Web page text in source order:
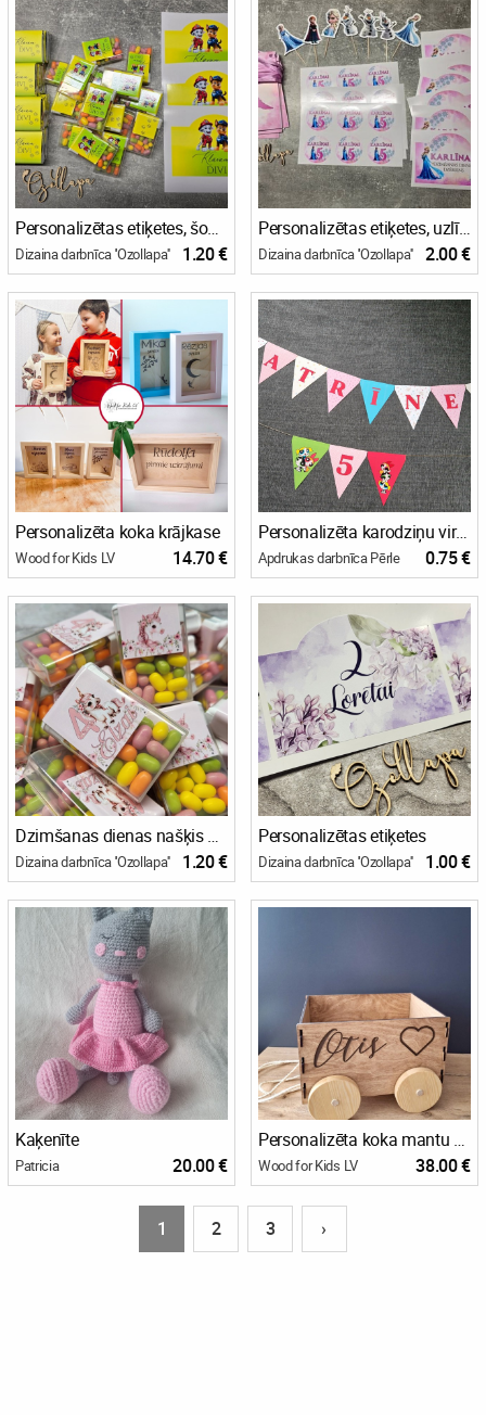
Personalizētas etiķetes, šokolādītes, konfektes
Dizaina darbnīca ''Ozollapa'' 1.20 €
Personalizētas etiķetes, uzlīmes, virtene, toperi
Dizaina darbnīca ''Ozollapa'' 2.00 €
Personalizēta koka krājkase
Wood for Kids LV 14.70 €
Personalizēta karodziņu virtene
Apdrukas darbnīca Pērle 0.75 €
Dzimšanas dienas našķis Tiktak konfektes
Dizaina darbnīca ''Ozollapa'' 1.20 €
Personalizētas etiķetes
Dizaina darbnīca ''Ozollapa'' 1.00 €
Kaķenīte
Patricia 20.00 €
Personalizēta koka mantu kaste
Wood for Kids LV 38.00 €
1 2 3 ›